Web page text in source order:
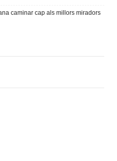
caminar cap als millors miradors